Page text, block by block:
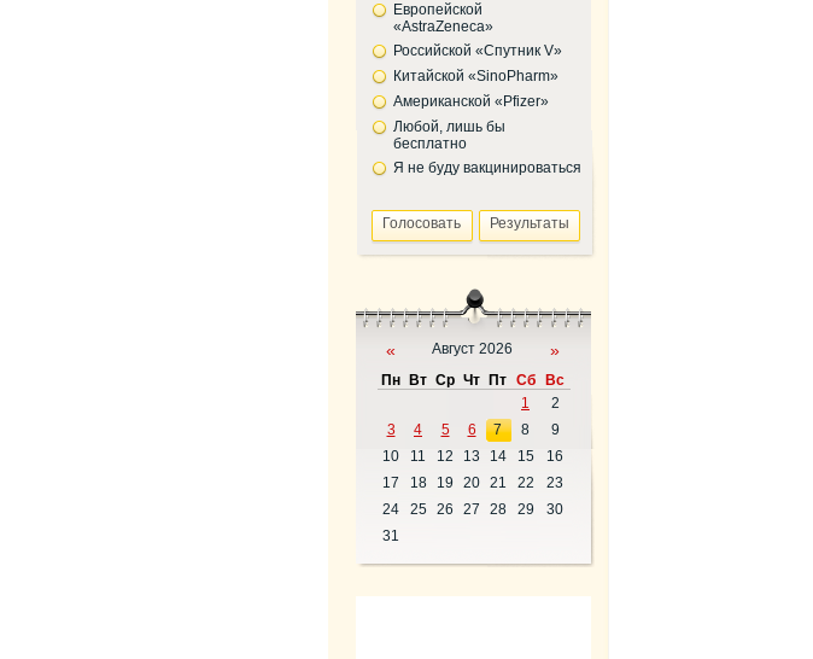
Европейской
«AstraZeneca»
Российской «Спутник V»
Китайской «SinoPharm»
Американской «Pfizer»
Любой, лишь бы
бесплатно
Я не буду вакцинироваться
« Август 2026 »
Пн Вт Ср Чт Пт Сб
Вс
1
2
3
4 5 6 7 8
9
10
11 12 13 14 15
16
17
18 19 20 21 22
23
24
25 26 27 28 29
30
31